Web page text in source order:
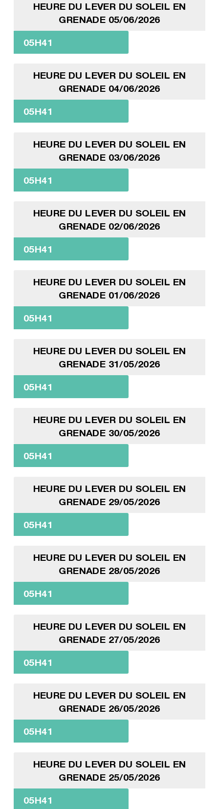
HEURE DU LEVER DU SOLEIL EN
GRENADE 05/06/2026
05H41
HEURE DU LEVER DU SOLEIL EN
GRENADE 04/06/2026
05H41
HEURE DU LEVER DU SOLEIL EN
GRENADE 03/06/2026
05H41
HEURE DU LEVER DU SOLEIL EN
GRENADE 02/06/2026
05H41
HEURE DU LEVER DU SOLEIL EN
GRENADE 01/06/2026
05H41
HEURE DU LEVER DU SOLEIL EN
GRENADE 31/05/2026
05H41
HEURE DU LEVER DU SOLEIL EN
GRENADE 30/05/2026
05H41
HEURE DU LEVER DU SOLEIL EN
GRENADE 29/05/2026
05H41
HEURE DU LEVER DU SOLEIL EN
GRENADE 28/05/2026
05H41
HEURE DU LEVER DU SOLEIL EN
GRENADE 27/05/2026
05H41
HEURE DU LEVER DU SOLEIL EN
GRENADE 26/05/2026
05H41
HEURE DU LEVER DU SOLEIL EN
GRENADE 25/05/2026
05H41